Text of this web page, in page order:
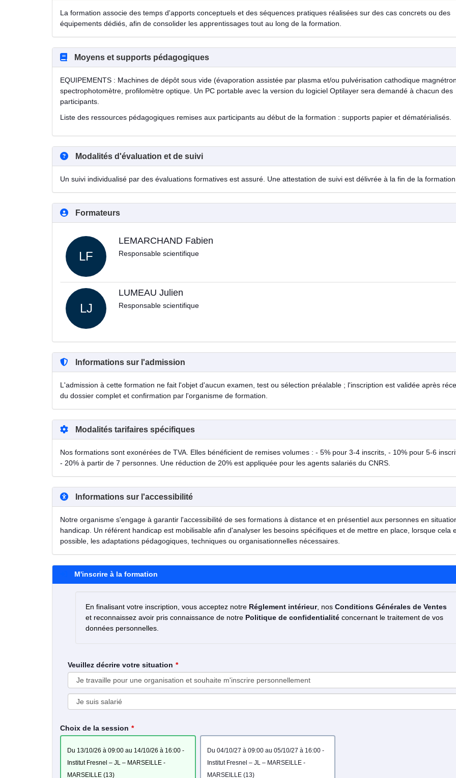
La formation associe des temps d'apports conceptuels et des séquences pratiques réalisées sur des cas concrets ou des
équipements dédiés, afin de consolider les apprentissages tout au long de la formation.
Moyens et supports pédagogiques
EQUIPEMENTS : Machines de dépôt sous vide (évaporation assistée par plasma et/ou pulvérisation cathodique
spectrophotomètre, profilomètre optique. Un PC portable avec la version du logiciel Optilayer sera demandé à chacun des
participants.
Liste des ressources pédagogiques remises aux participants au début de la formation : supports papier et dématérialisés.
Modalités d'évaluation et de suivi
Un suivi individualisé par des évaluations formatives est assuré. Une attestation de suivi est délivrée à la fin de la
Formateurs
LF
LEMARCHAND Fabien
Responsable scientifique
LJ
LUMEAU Julien
Responsable scientifique
Informations sur l'admission
L'admission à cette formation ne fait l'objet d'aucun examen, test ou sélection préalable ; l'inscription est validée après
du dossier complet et confirmation par l'organisme de formation.
Modalités tarifaires spécifiques
Nos formations sont exonérées de TVA. Elles bénéficient de remises volumes : - 5% pour 3-4 inscrits, - 10% pour 5-6
- 20% à partir de 7 personnes. Une réduction de 20% est appliquée pour les agents salariés du CNRS.
Informations sur l'accessibilité
Notre organisme s'engage à garantir l'accessibilité de ses formations à distance et en présentiel aux personnes en
handicap. Un référent handicap est mobilisable afin d'analyser les besoins spécifiques et de mettre en place, lorsque cela
possible, les adaptations pédagogiques, techniques ou organisationnelles nécessaires.
M'inscrire à la formation
En finalisant votre inscription, vous acceptez notre Réglement intérieur, nos Conditions Générales de Ventes
et reconnaissez avoir pris connaissance de notre Politique de confidentialité concernant le traitement de vos
données personnelles.
Veuillez décrire votre situation
Choix de la session
du 13/10/26 à 09:00 au 14/10/26 à 16:00 -
Institut Fresnel – JL – MARSEILLE -
MARSEILLE (13)
du 04/10/27 à 09:00 au 05/10/27 à 16:00 -
Institut Fresnel – JL – MARSEILLE -
MARSEILLE (13)